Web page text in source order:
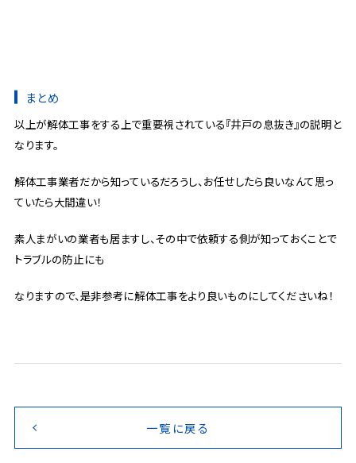
まとめ
以上が解体工事をする上で重要視されている『井戸の息抜き』の説明と
なります。
解体工事業者だから知っているだろうし、お任せしたら良いなんて思っ
ていたら大間違い！
素人まがいの業者も居ますし、その中で依頼する側が知っておくことで
トラブルの防止にも
なりますので、是非参考に解体工事をより良いものにしてくださいね！
一覧に戻る